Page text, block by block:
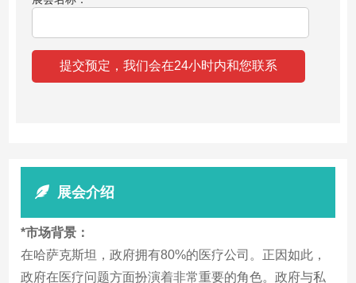
展会介绍
*市场背景：
在哈萨克斯坦，政府拥有80%的医疗公司。正因如此，
政府在医疗问题方面扮演着非常重要的角色。政府与私